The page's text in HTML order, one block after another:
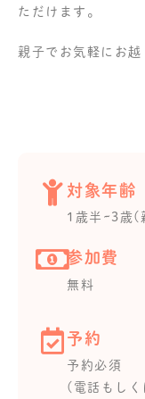
ただけます。
親子でお気軽にお越
対象年齢
1歳半~3歳(
参加費
無料
予約
予約必須
(電話もし